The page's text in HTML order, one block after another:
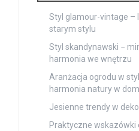
Styl glamour-vintage –
starym stylu
Styl skandynawski −
harmonia we wnętrzu
Aranżacja ogrodu w
harmonia natury w
Jesienne trendy w
Praktyczne wskazówki